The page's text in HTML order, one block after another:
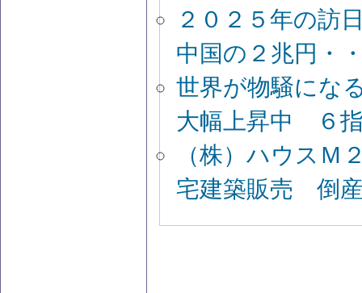
２０２５年の訪
中国の２兆円・
世界が物騒にな
大幅上昇中 ６
（株）ハウス
宅建築販売 倒